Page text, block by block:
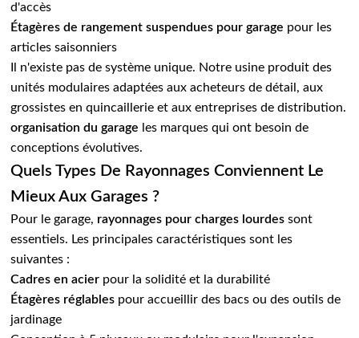
d'accès
Étagères de rangement suspendues pour garage pour les
articles saisonniers
Il n'existe pas de système unique. Notre usine produit des
unités modulaires adaptées aux acheteurs de détail, aux
grossistes en quincaillerie et aux entreprises de distribution.
organisation du garage les marques qui ont besoin de
conceptions évolutives.
Quels Types De Rayonnages Conviennent Le
Mieux Aux Garages ?
Pour le garage, rayonnages pour charges lourdes sont
essentiels. Les principales caractéristiques sont les
suivantes :
Cadres en acier pour la solidité et la durabilité
Étagères réglables pour accueillir des bacs ou des outils de
jardinage